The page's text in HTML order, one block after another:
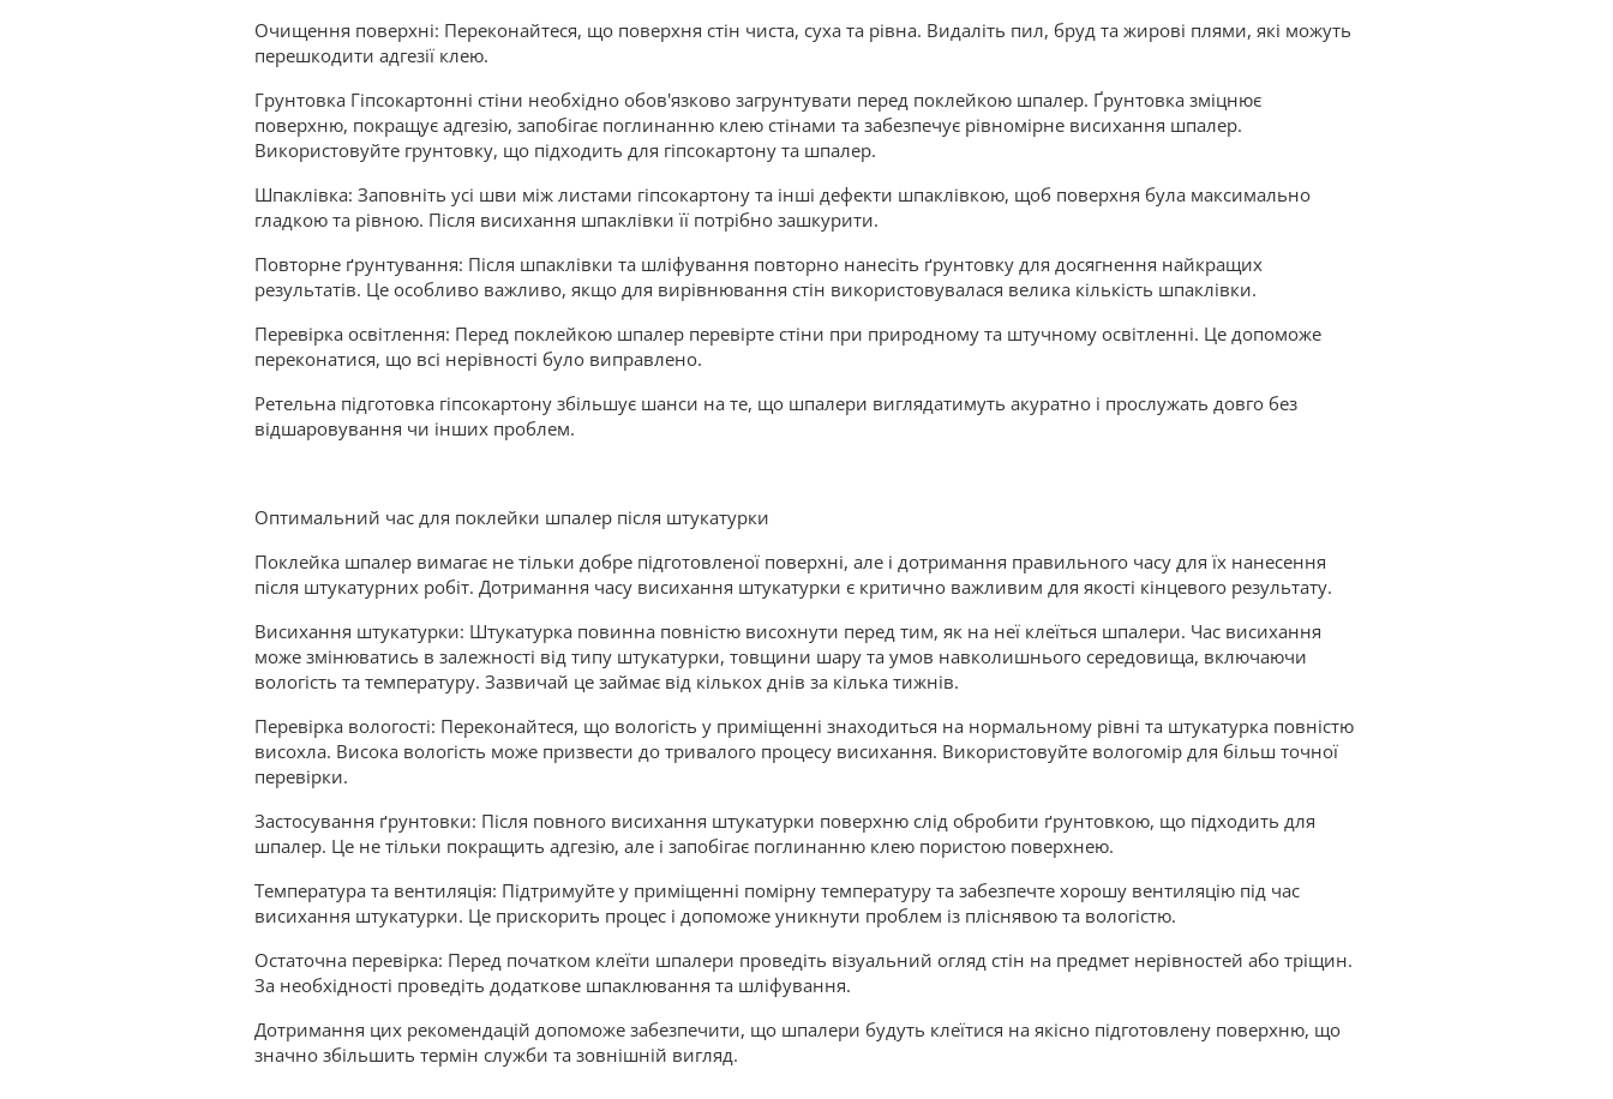
Очищення поверхні: Переконайтеся, що поверхня стін чиста, суха та рівна. Видаліть пил, бруд та жирові плями, які можуть
перешкодити адгезії клею.
Грунтовка Гіпсокартонні стіни необхідно обов'язково загрунтувати перед поклейкою шпалер. Ґрунтовка зміцнює
поверхню, покращує адгезію, запобігає поглинанню клею стінами та забезпечує рівномірне висихання шпалер.
Використовуйте грунтовку, що підходить для гіпсокартону та шпалер.
Шпаклівка: Заповніть усі шви між листами гіпсокартону та інші дефекти шпаклівкою, щоб поверхня була максимально
гладкою та рівною. Після висихання шпаклівки її потрібно зашкурити.
Повторне ґрунтування: Після шпаклівки та шліфування повторно нанесіть ґрунтовку для досягнення найкращих
результатів. Це особливо важливо, якщо для вирівнювання стін використовувалася велика кількість шпаклівки.
Перевірка освітлення: Перед поклейкою шпалер перевірте стіни при природному та штучному освітленні. Це допоможе
переконатися, що всі нерівності було виправлено.
Ретельна підготовка гіпсокартону збільшує шанси на те, що шпалери виглядатимуть акуратно і прослужать довго без
відшаровування чи інших проблем.
Оптимальний час для поклейки шпалер після штукатурки
Поклейка шпалер вимагає не тільки добре підготовленої поверхні, але і дотримання правильного часу для їх нанесення
після штукатурних робіт. Дотримання часу висихання штукатурки є критично важливим для якості кінцевого результату.
Висихання штукатурки: Штукатурка повинна повністю висохнути перед тим, як на неї клеїться шпалери. Час висихання
може змінюватись в залежності від типу штукатурки, товщини шару та умов навколишнього середовища, включаючи
вологість та температуру. Зазвичай це займає від кількох днів за кілька тижнів.
Перевірка вологості: Переконайтеся, що вологість у приміщенні знаходиться на нормальному рівні та штукатурка повністю
висохла. Висока вологість може призвести до тривалого процесу висихання. Використовуйте вологомір для більш точної
перевірки.
Застосування ґрунтовки: Після повного висихання штукатурки поверхню слід обробити ґрунтовкою, що підходить для
шпалер. Це не тільки покращить адгезію, але і запобігає поглинанню клею пористою поверхнею.
Температура та вентиляція: Підтримуйте у приміщенні помірну температуру та забезпечте хорошу вентиляцію під час
висихання штукатурки. Це прискорить процес і допоможе уникнути проблем із пліснявою та вологістю.
Остаточна перевірка: Перед початком клеїти шпалери проведіть візуальний огляд стін на предмет нерівностей або тріщин.
За необхідності проведіть додаткове шпаклювання та шліфування.
Дотримання цих рекомендацій допоможе забезпечити, що шпалери будуть клеїтися на якісно підготовлену поверхню, що
значно збільшить термін служби та зовнішній вигляд.